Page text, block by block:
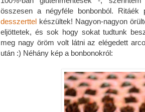
összesen a négyféle bonbonból.
desszerttel készültek! Nagyon-nagyon
eljöttetek, és sok hogy sokat tudtunk
meg nagy öröm volt látni az elégedett
után :) Néhány kép a bonbonokról: